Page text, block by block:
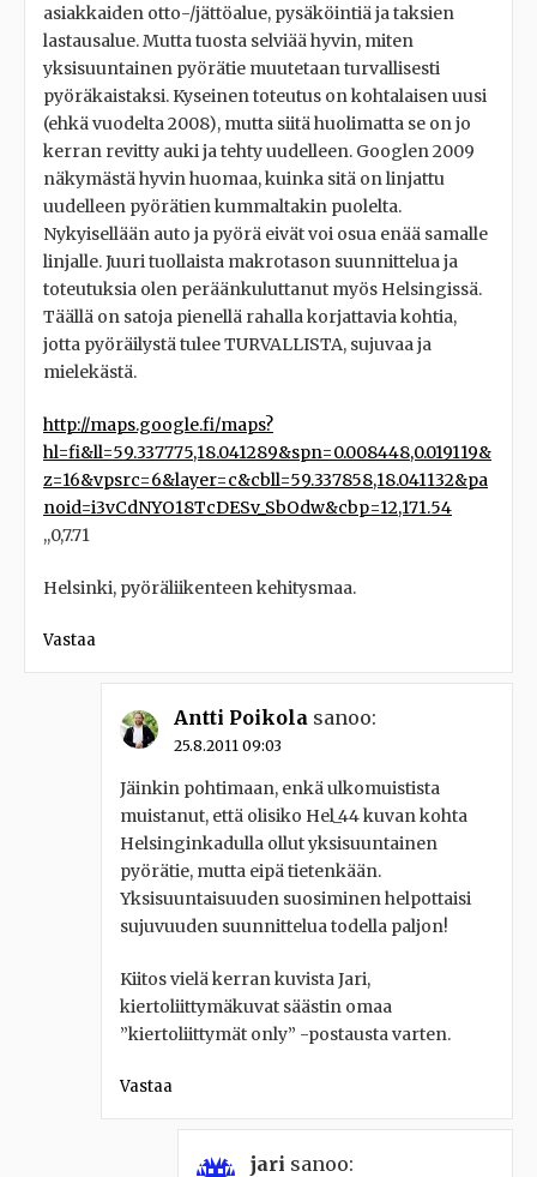
asiakkaiden otto-/jättöalue, pysäköintiä ja taksien
lastausalue. Mutta tuosta selviää hyvin, miten
yksisuuntainen pyörätie muutetaan turvallisesti
pyöräkaistaksi. Kyseinen toteutus on kohtalaisen uusi
(ehkä vuodelta 2008), mutta siitä huolimatta se on jo
kerran revitty auki ja tehty uudelleen. Googlen 2009
näkymästä hyvin huomaa, kuinka sitä on linjattu
uudelleen pyörätien kummaltakin puolelta.
Nykyisellään auto ja pyörä eivät voi osua enää samalle
linjalle. Juuri tuollaista makrotason suunnittelua ja
toteutuksia olen peräänkuluttanut myös Helsingissä.
Täällä on satoja pienellä rahalla korjattavia kohtia,
jotta pyöräilystä tulee TURVALLISTA, sujuvaa ja
mielekästä.
http://maps.google.fi/maps?
hl=fi&ll=59.337775,18.041289&spn=0.008448,0.019119&
z=16&vpsrc=6&layer=c&cbll=59.337858,18.041132&pa
noid=i3vCdNYO18TcDESv_SbOdw&cbp=12,171.54
,,0,7.71
Helsinki, pyöräliikenteen kehitysmaa.
Vastaa
Antti Poikola sanoo:
25.8.2011 09:03
Jäinkin pohtimaan, enkä ulkomuistista
muistanut, että olisiko Hel_44 kuvan kohta
Helsinginkadulla ollut yksisuuntainen
pyörätie, mutta eipä tietenkään.
Yksisuuntaisuuden suosiminen helpottaisi
sujuvuuden suunnittelua todella paljon!
Kiitos vielä kerran kuvista Jari,
kiertoliittymäkuvat säästin omaa
”kiertoliittymät only” -postausta varten.
Vastaa
jari sanoo: